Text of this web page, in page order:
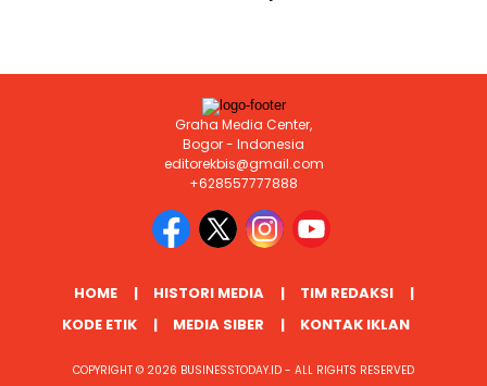
Graha Media Center,
Bogor - Indonesia
editorekbis@gmail.com
+628557777888
HOME HISTORI MEDIA
TIM REDAKSI
KODE ETIK
MEDIA SIBER KONTAK IKLAN
COPYRIGHT © 2026 BUSINESSTODAY.ID - ALL RIGHTS RESERVED